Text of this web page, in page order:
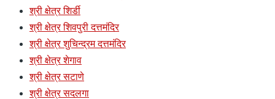
श्री क्षेत्र शिर्डी
श्री क्षेत्र शिवपुरी दत्तमंदिर
श्री क्षेत्र शुचिन्द्रम दत्तमंदिर
श्री क्षेत्र शेगाव
श्री क्षेत्र सटाणे
श्री क्षेत्र सदलगा